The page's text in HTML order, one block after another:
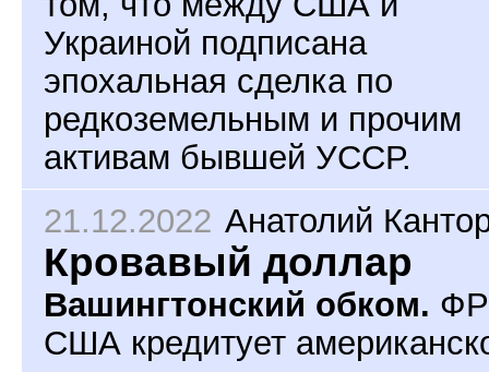
Украиной подписана
эпохальная сделка по
редкоземельным и прочим
активам бывшей УССР.
21.12.2022 Анатолий
Кровавый доллар
Вашингтонский обком.
США кредитует